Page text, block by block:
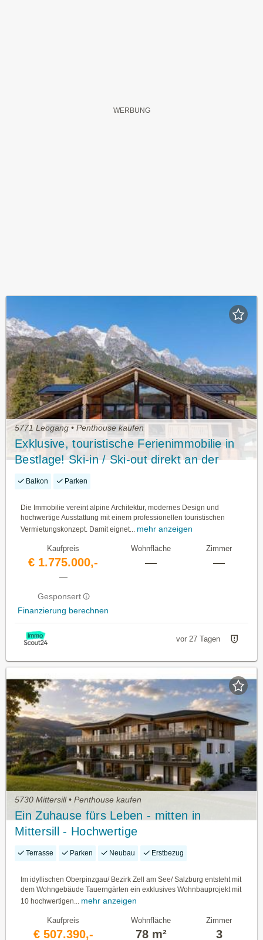
5771 Leogang • Penthouse kaufen
Exklusive, touristische Ferienimmobilie in
Bestlage! Ski-in / Ski-out direkt an der
Asitzbahn, Leogang
Balkon Parken
Die Immobilie vereint alpine Architektur, modernes Design und
hochwertige Ausstattung mit einem professionellen touristischen
Vermietungskonzept. Damit eignet... mehr anzeigen
Kaufpreis
€ 1.775.000,-
—
Gesponsert
Finanzierung berechnen
Wohnfläche
—
Zimmer
—
vor 27 Tagen
5730 Mittersill • Penthouse kaufen
Ein Zuhause fürs Leben - mitten in
Mittersill - Hochwertige
Eigentumswohnungen - NEUBAU/
Terrasse Parken Neubau Erstbezug
Im idyllischen Oberpinzgau/ Bezirk Zell am See/ Salzburg entsteht mit
dem Wohngebäude Tauerngärten ein exklusives Wohnbauprojekt mit
10 hochwertigen...
mehr anzeigen
Kaufpreis
€ 507.390,-
Wohnfläche
78 m²
Zimmer
3